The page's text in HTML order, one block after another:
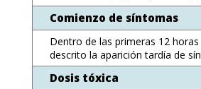
Comienzo de síntomas
Dentro de las primeras 12 horas
descrito la aparición tardía de
Dosis tóxica